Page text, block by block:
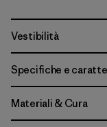
Vestibilità
Specifiche e
Materiali & Cura